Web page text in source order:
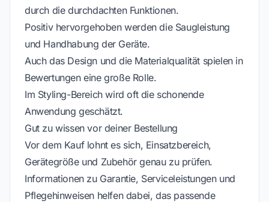
durch die durchdachten Funktionen.
Positiv hervorgehoben werden die Saugleistung
und Handhabung der Geräte.
Auch das Design und die Materialqualität spielen in
Bewertungen eine große Rolle.
Im Styling-Bereich wird oft die schonende
Anwendung geschätzt.
Gut zu wissen vor deiner Bestellung
Vor dem Kauf lohnt es sich, Einsatzbereich,
Gerätegröße und Zubehör genau zu prüfen.
Informationen zu Garantie, Serviceleistungen und
Pflegehinweisen helfen dabei, das passende